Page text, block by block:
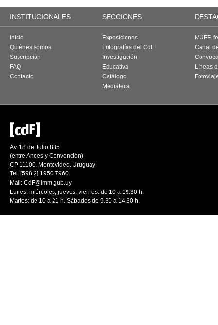
INSTITUCIONALES SECCIONES
Inicio
Quiénes somos
Suscripción
FAQ
Contacto
Exposiciones
Fotografías del CdF
Investigación
Educativa
Catálogo
Mediateca
MUFF,
Canal
Líneas
Av. 18 de Julio 885
(entre Andes y Convención)
CP 11100. Montevideo. Uruguay
Tel: [598 2] 1950 7960
Mail: CdF@imm.gub.uy
Lunes, miércoles, jueves, viernes: de 10 a 19.30 h.
Martes: de 10 a 21 h. Sábados de 9.30 a 14.30 h.